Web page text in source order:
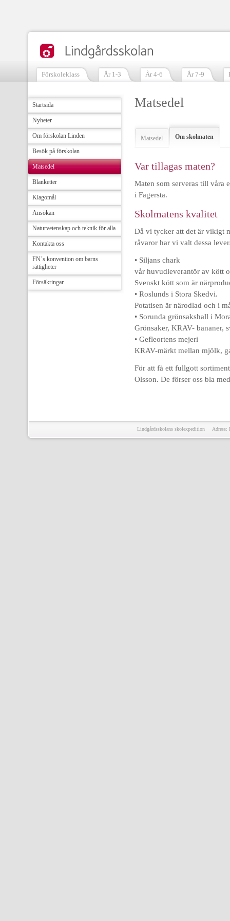
Förskoleklass År 1-3 År 4-6 År 7-9
Startsida
Nyheter
Om förskolan Linden
Besök på förskolan
Matsedel
Blanketter
Klagomål
Ansökan
Naturvetenskap och teknik för alla
Kontakta oss
FN´s konvention om barns
rättigheter
Försäkringar
Matsedel
Matsedel Om skolmaten
Var tillagas maten?
Maten som serveras till våra
i Fagersta.
Skolmatens kvalitet
Då vi tycker att det är vikigt
råvaror har vi valt dessa
• Siljans chark
vår huvudleverantör av kött
Svenskt kött som är
• Roslunds i Stora Skedvi.
Potatisen är närodlad och i
• Sorunda grönsakshall i
Grönsaker, KRAV- bananer,
• Gefleortens mejeri
KRAV-märkt mellan mjölk,
För att få ett fullgott
Olsson. De förser oss bla
Lindgårdsskolans skolexpedition Adress: